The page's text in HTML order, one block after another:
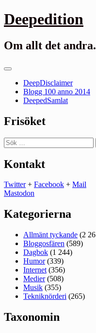
Gå
till
Deepedition
Om allt det andra.
Primär
DeepDisclaimer
Blogg 100 anno 2014
DeepedSamlat
Frisöket
Sök
efter:
Kontakt
Twitter+ Facebook + Mail
Mastodon
Kategorierna
Allmänt tyckande (2
Bloggosfären (589)
Dagbok (1 244)
Humor(339)
Internet (356)
Medier(508)
Musik (355)
Tekniknörderi (265)
Taxonomin